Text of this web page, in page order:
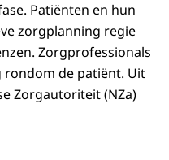
Patiënten en hun
zorgplanning regie
Zorgprofessionals
de patiënt. Uit
Zorgautoriteit (NZa)